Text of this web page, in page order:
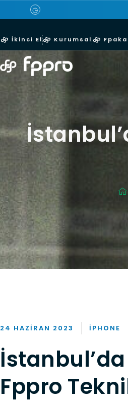
◷
İkinci El Kurumsal
24 HAZIRAN 2023 IPHONE
Fppro